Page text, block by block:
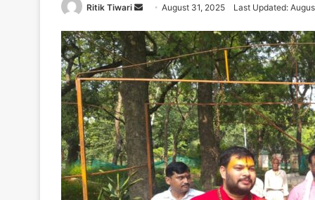
Ritik Tiwari
Send
email
August 31, 2025 Last Updated: